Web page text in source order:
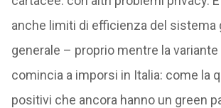
anche limiti di efficienza del sistema
generale – proprio mentre la variante
comincia a imporsi in Italia: come la
positivi che ancora hanno un green